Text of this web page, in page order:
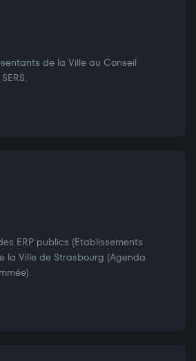
de la Ville au Conseil
ERP publics (Etablissements
la Ville de Strasbourg (Agenda